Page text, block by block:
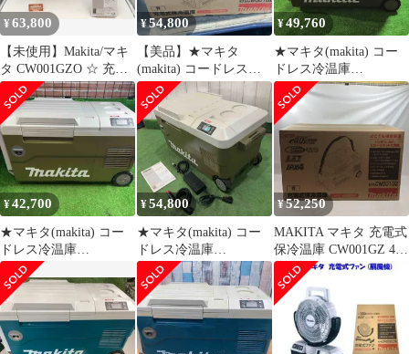
¥63,800
【未使用】Makita/マキ
タ CW001GZO ☆ 充電
式保冷温庫(オリーブ)
本体のみ [IT_9001C][豊
田][M04]
¥54,800
【美品】★マキタ
(makita) コードレス冷
温庫 CW001GZ【藤沢
店】
¥49,760
★マキタ(makita) コー
ドレス冷温庫
CW001GZO【川口店】
¥42,700
★マキタ(makita) コー
ドレス冷温庫
CW001GZO【藤沢店】
¥54,800
★マキタ(makita) コー
ドレス冷温庫
CW001GZO 18V 40V 兼
用 動作確認済【川口
店】
¥52,250
MAKITA マキタ 充電式
保冷温庫 CW001GZ 40
ｖ